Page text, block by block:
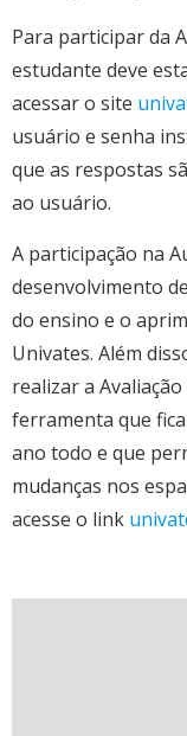
Para participar da
estudante deve
acessar o site
usuário e senha
que as respostas
ao usuário.
A participação na
desenvolvimento
do ensino e o
Univates. Além
realizar a
ferramenta que
ano todo e que
mudanças nos
acesse o link